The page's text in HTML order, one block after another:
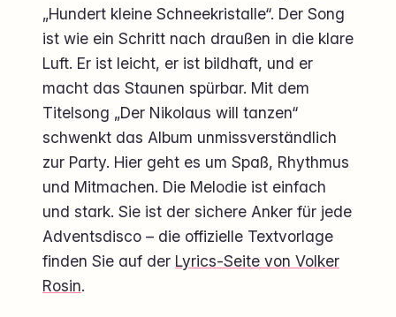
„Hundert kleine Schneekristalle“. Der Song
ist wie ein Schritt nach draußen in die klare
Luft. Er ist leicht, er ist bildhaft, und er
macht das Staunen spürbar. Mit dem
Titelsong „Der Nikolaus will tanzen“
schwenkt das Album unmissverständlich
zur Party. Hier geht es um Spaß, Rhythmus
und Mitmachen. Die Melodie ist einfach
und stark. Sie ist der sichere Anker für jede
Adventsdisco – die offizielle Textvorlage
finden Sie auf der Lyrics-Seite von Volker
Rosin.